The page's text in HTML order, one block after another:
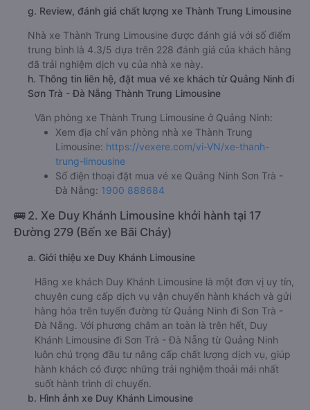
g. Review, đánh giá chất lượng xe Thành Trung Limousine
Nhà xe Thành Trung Limousine được đánh giá với số điểm
trung bình là 4.3/5 dựa trên 228 đánh giá của khách hàng
đã trải nghiệm dịch vụ của nhà xe này.
h. Thông tin liên hệ, đặt mua vé xe khách từ Quảng Ninh đi
Sơn Trà - Đà Nẵng Thành Trung Limousine
Văn phòng xe Thành Trung Limousine ở Quảng Ninh:
Xem địa chỉ văn phòng nhà xe Thành Trung
Limousine: https://vexere.com/vi-VN/xe-thanh-
trung-limousine
Số điện thoại đặt mua vé xe Quảng Ninh Sơn Trà -
Đà Nẵng: 1900 888684
🚌 2. Xe Duy Khánh Limousine khởi hành tại 17
Đường 279 (Bến xe Bãi Cháy)
a. Giới thiệu xe Duy Khánh Limousine
Hãng xe khách Duy Khánh Limousine là một đơn vị uy tín,
chuyên cung cấp dịch vụ vận chuyển hành khách và gửi
hàng hóa trên tuyến đường từ Quảng Ninh đi Sơn Trà -
Đà Nẵng. Với phương châm an toàn là trên hết, Duy
Khánh Limousine đi Sơn Trà - Đà Nẵng từ Quảng Ninh
luôn chú trọng đầu tư nâng cấp chất lượng dịch vụ, giúp
hành khách có được những trải nghiệm thoải mái nhất
suốt hành trình di chuyển.
b. Hình ảnh xe Duy Khánh Limousine